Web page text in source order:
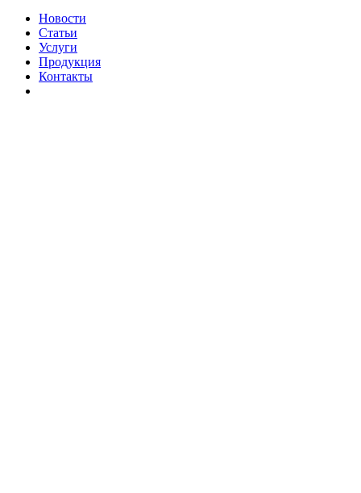
Новости
Статьи
Услуги
Продукция
Контакты